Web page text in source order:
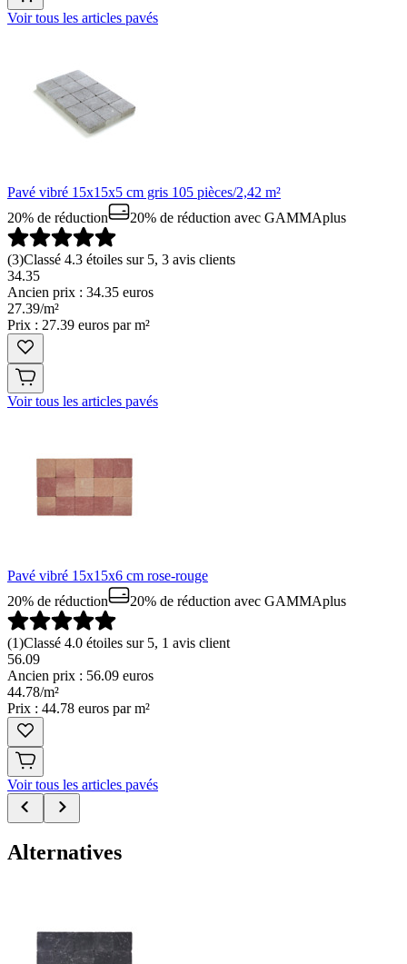
Voir tous les articles pavés
Pavé vibré 15x15x5 cm gris 105 pièces/2,42 m²
20% de réduction
20% de réduction avec GAMMAplus
(3)Classé 4.3 étoiles sur 5, 3 avis clients
34.35
Ancien prix : 34.35 euros
27.39/m²
Prix : 27.39 euros par m²
Voir tous les articles pavés
Pavé vibré 15x15x6 cm rose-rouge
20% de réduction
20% de réduction avec GAMMAplus
(1)Classé 4.0 étoiles sur 5, 1 avis client
56.09
Ancien prix : 56.09 euros
44.78/m²
Prix : 44.78 euros par m²
Voir tous les articles pavés
Alternatives